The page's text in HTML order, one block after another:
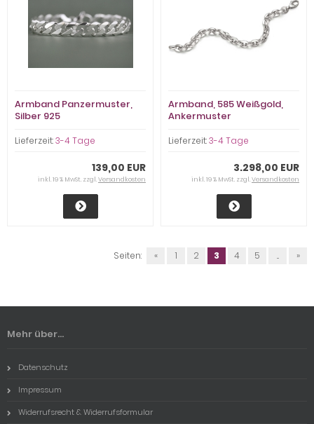
Armband Panzermuster,
Silber 925
Lieferzeit:3-4 Tage
139,00 EUR
inkl. 19 % MwSt. zzgl.Versandkosten
Armband, 585 Weißgold,
Ankermuster
Lieferzeit:3-4 Tage
3.298,00 EUR
inkl. 19 % MwSt. zzgl.Versandkosten
Seiten: « 1 2 3 4 5 ... »
Mehr über...
Datenschutz
Impressum
Widerrufsrecht & Widerrufsformular